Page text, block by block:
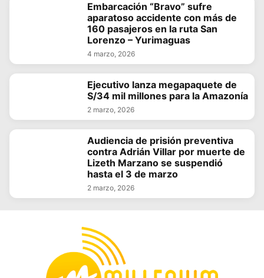
Embarcación “Bravo” sufre
aparatoso accidente con más de
160 pasajeros en la ruta San
Lorenzo – Yurimaguas
4 marzo, 2026
Ejecutivo lanza megapaquete de
S/34 mil millones para la Amazonía
2 marzo, 2026
Audiencia de prisión preventiva
contra Adrián Villar por muerte de
Lizeth Marzano se suspendió
hasta el 3 de marzo
2 marzo, 2026